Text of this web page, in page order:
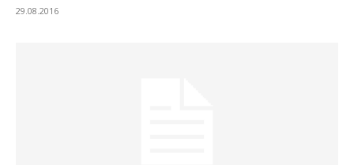
29.08.2016